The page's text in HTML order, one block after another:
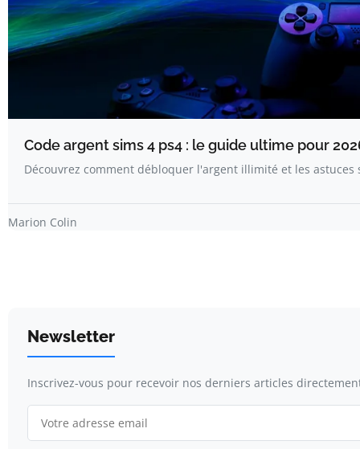
Code argent sims 4 ps4 : le guide ultime pour
Découvrez comment débloquer l'argent illimité et les astuces
Marion Colin
Newsletter
Inscrivez-vous pour recevoir nos derniers articles